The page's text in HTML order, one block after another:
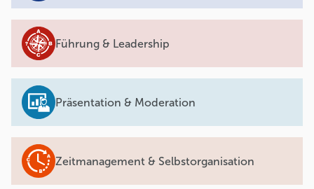
Führung & Leadership
Präsentation & Moderation
Zeitmanagement & Selbstorganisation